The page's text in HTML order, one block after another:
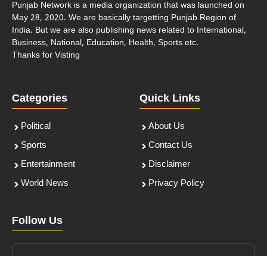
Punjab Network is a media organization that was launched on
May 28, 2020. We are basically targetting Punjab Region of
India. But we are also publishing news related to International,
Business, National, Education, Health, Sports etc.
Thanks for Visting
Categories
Political
Sports
Entertainment
World News
Quick Links
About Us
Contact Us
Disclaimer
Privacy Policy
Follow Us